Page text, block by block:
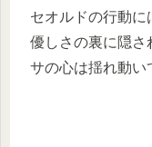
セオルドの行動に
優しさの裏に隠さ
サの心は揺れ動い